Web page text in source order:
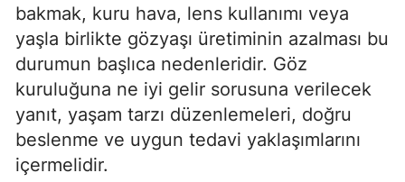
bakmak, kuru hava, lens kullanımı veya
yaşla birlikte gözyaşı üretiminin azalması bu
durumun başlıca nedenleridir. Göz
kuruluğuna ne iyi gelir sorusuna verilecek
yanıt, yaşam tarzı düzenlemeleri, doğru
beslenme ve uygun tedavi yaklaşımlarını
içermelidir.